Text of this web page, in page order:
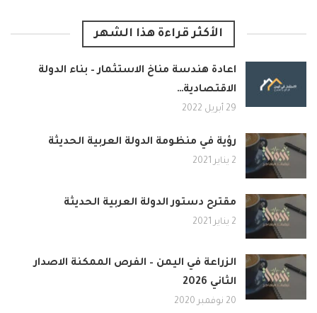
الأكثر قراءة هذا الشهر
اعادة هندسة مناخ الاستثمار – بناء الدولة
الاقتصادية…
29 أبريل 2022
رؤية في منظومة الدولة العربية الحديثة
2 يناير 2021
مقترح دستور الدولة العربية الحديثة
2 يناير 2021
الزراعة في اليمن – الفرص الممكنة الاصدار
الثاني 2026
20 نوفمبر 2020